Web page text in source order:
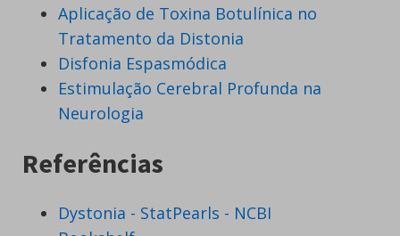
Aplicação de Toxina Botulínica no
Tratamento da Distonia
Disfonia Espasmódica
Estimulação Cerebral Profunda na
Neurologia
Referências
Dystonia - StatPearls - NCBI